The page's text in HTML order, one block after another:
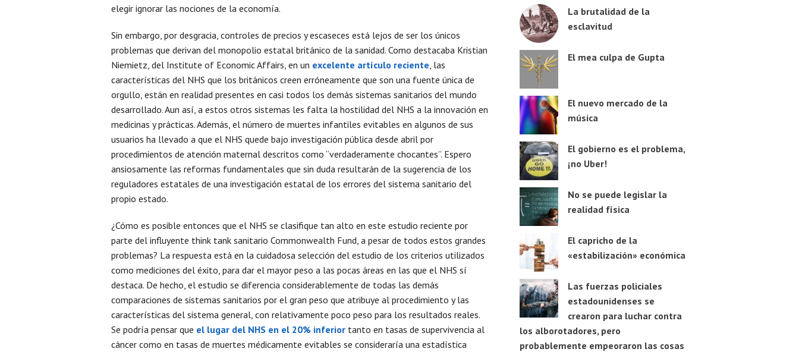
elegir ignorar las nociones de la economía.
Sin embargo, por desgracia, controles de precios y escaseces está lejos de ser los únicos
problemas que derivan del monopolio estatal británico de la sanidad. Como destacaba Kristian
Niemietz, del Institute of Economic Affairs, en un excelente artículo reciente , las
características del NHS que los británicos creen erróneamente que son una fuente única de
orgullo, están en realidad presentes en casi todos los demás sistemas sanitarios del mundo
desarrollado. Aun así, a estos otros sistemas les falta la hostilidad del NHS a la innovación en
medicinas y prácticas. Además, el número de muertes infantiles evitables en algunos de sus
usuarios ha llevado a que el NHS quede bajo investigación pública desde abril por
procedimientos de atención maternal descritos como “verdaderamente chocantes”. Espero
ansiosamente las reformas fundamentales que sin duda resultarán de la sugerencia de los
reguladores estatales de una investigación estatal de los errores del sistema sanitario del
propio estado.
¿Cómo es posible entonces que el NHS se clasifique tan alto en este estudio reciente por
parte del influyente think tank sanitario Commonwealth Fund, a pesar de todos estos grandes
problemas? La respuesta está en la cuidadosa selección del estudio de los criterios utilizados
como mediciones del éxito, para dar el mayor peso a las pocas áreas en las que el NHS sí
destaca. De hecho, el estudio se diferencia considerablemente de todas las demás
comparaciones de sistemas sanitarios por el gran peso que atribuye al procedimiento y las
características del sistema general, con relativamente poco peso para los resultados reales.
Se podría pensar que el lugar del NHS en el 20% inferior tanto en tasas de supervivencia al
cáncer como en tasas de muertes médicamente evitables se consideraría una estadística
La brutalidad de la
esclavitud
El mea culpa de Gupta
El nuevo mercado de la
música
El gobierno es el problema,
¡no Uber!
No se puede legislar la
realidad física
El capricho de la
«estabilización» económica
Las fuerzas policiales
estadounidenses se
crearon para luchar contra
los alborotadores, pero
probablemente empeoraron las cosas